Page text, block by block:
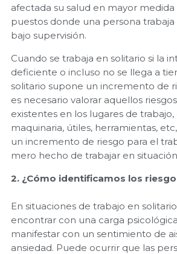
afectada su salud en mayor
puestos donde una persona
bajo supervisión.
Cuando se trabaja en solitario si la
deficiente o incluso no se llega a
solitario supone un incremento de
es necesario valorar aquellos
existentes en los lugares de
maquinaria, útiles, herramientas,
un incremento de riesgo para el
mero hecho de trabajar en
2. ¿Cómo identificamos los
En situaciones de trabajo en
encontrar con una carga
manifestar con un sentimiento de
ansiedad. Puede ocurrir que las